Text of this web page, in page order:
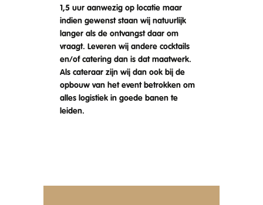
1,5 uur aanwezig op locatie maar
indien gewenst staan wij natuurlijk
langer als de ontvangst daar om
vraagt. Leveren wij andere cocktails
en/of catering dan is dat maatwerk.
Als cateraar zijn wij dan ook bij de
opbouw van het event betrokken om
alles logistiek in goede banen te
leiden.